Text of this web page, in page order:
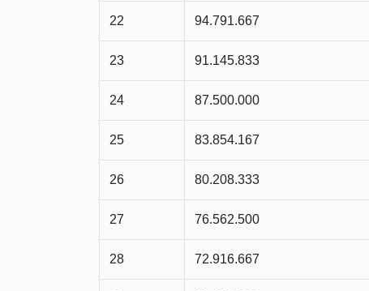
22 94.791.667
23 91.145.833
24 87.500.000
25 83.854.167
26 80.208.333
27 76.562.500
28 72.916.667